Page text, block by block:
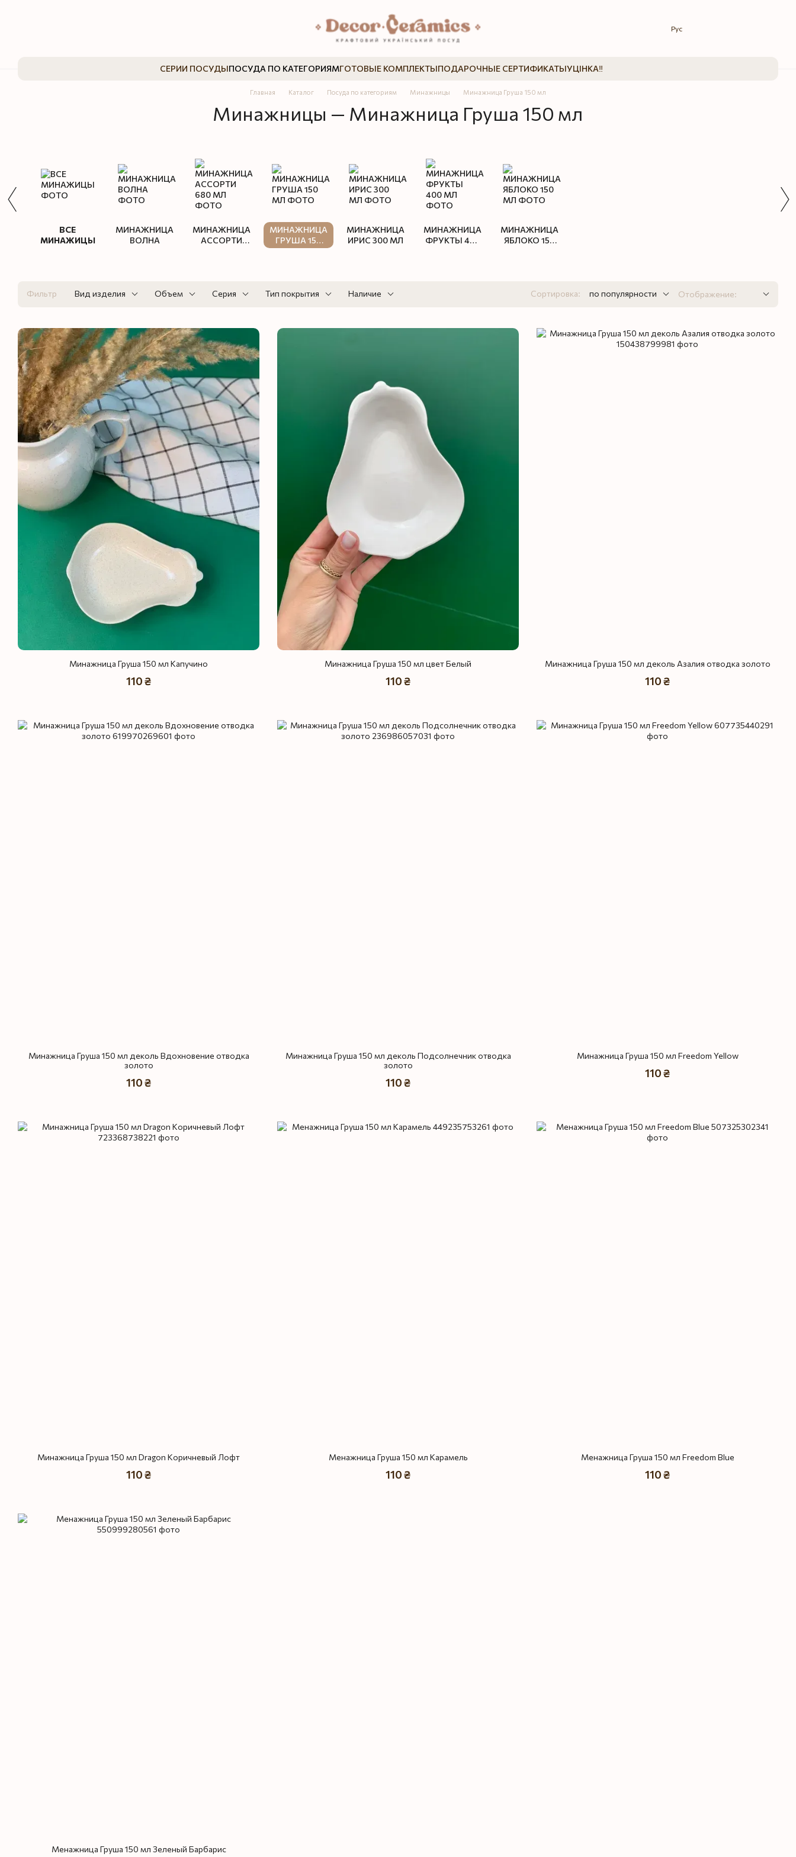
Рус
СЕРИИ ПОСУДЫПОСУДА ПО КАТЕГОРИЯМГОТОВЫЕ КОМПЛЕКТЫПОДАРОЧНЫЕ СЕРТИФИКАТЫУЦІНКА‼️
Главная Каталог Посуда по категориям Минажницы Минажница Груша 150 мл
Минажницы — Минажница Груша 150 мл
ВСЕ
МИНАЖИЦЫ
МИНАЖНИЦА
ВОЛНА
МИНАЖНИЦА
АССОРТИ
МИНАЖНИЦА
ГРУША 150
МЛ
МИНАЖНИЦА
ИРИС 300 МЛ
МИНАЖНИЦА
ФРУКТЫ 400
МИНАЖНИЦА
ЯБЛОКО 150
Фильтр Вид изделия Объем Серия Тип покрытия Наличие Сортировка: по популярности Отображение:
Минажница Груша 150 мл Капучино
110 ₴
Минажница Груша 150 мл цвет Белый
110 ₴
Минажница Груша 150 мл деколь Азалия отводка золото
110 ₴
Минажница Груша 150 мл деколь Вдохновение отводка
золото
110 ₴
Минажница Груша 150 мл деколь Подсолнечник отводка
золото
110 ₴
Минажница Груша 150 мл Freedom Yellow
110 ₴
Минажница Груша 150 мл Dragon Коричневый Лофт
110 ₴
Менажница Груша 150 мл Карамель
110 ₴
Менажница Груша 150 мл Freedom Blue
110 ₴
Менажница Груша 150 мл Зеленый Барбарис